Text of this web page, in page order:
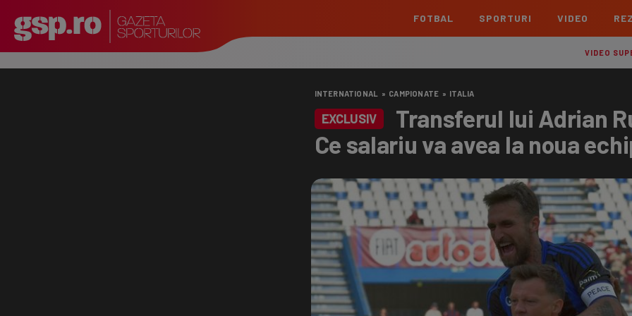
FOTBAL
Echipe
Liga 2
Meciuri
Echipe Meciuri
TOATE ȘTIRILE
Echipe
La
Echipe
Echipe
Echipe
SPORTURI VIDEO
VIDEO
INTERNATIONAL » CAMPIONATE » ITALIA
EXCLUSIV
Transferul lui Adrian
Ce salariu va avea la noua